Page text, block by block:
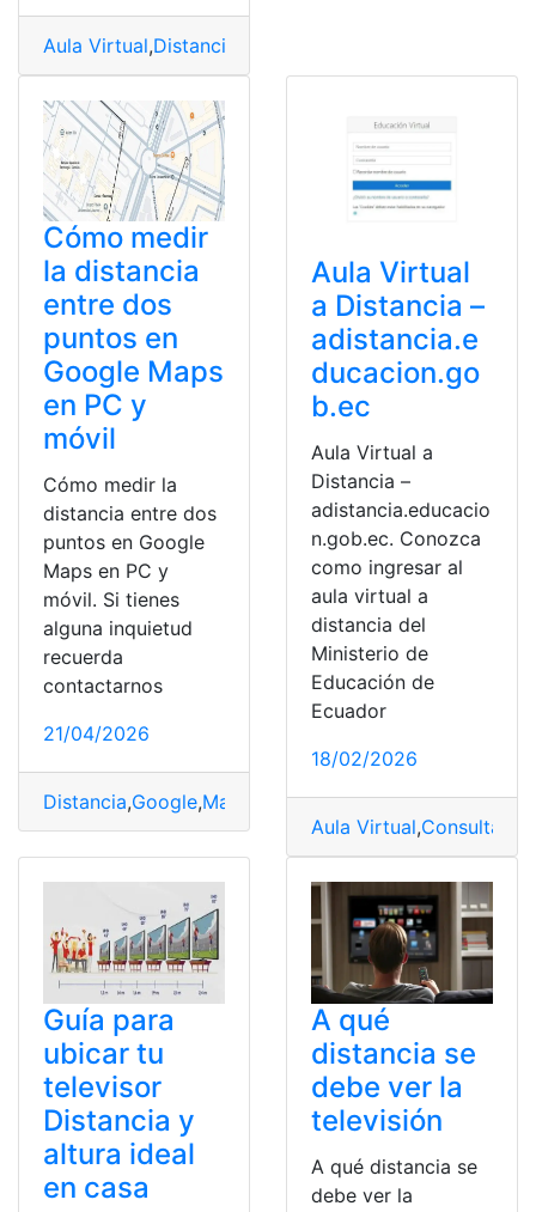
Aula Virtual,Distancia
Cómo medir
la distancia
entre dos
puntos en
Google Maps
en PC y
móvil
Cómo medir la
distancia entre dos
puntos en Google
Maps en PC y
móvil. Si tienes
alguna inquietud
recuerda
contactarnos
21/04/2026
Distancia,Google,Maps Medir,Móvil,PC,Puntos
Aula Virtual
a Distancia –
adistancia.e
ducacion.go
b.ec
Aula Virtual a
Distancia –
adistancia.educacio
n.gob.ec. Conozca
como ingresar al
aula virtual a
distancia del
Ministerio de
Educación de
Ecuador
18/02/2026
Aula Virtual,Consultas
Guía para
ubicar tu
televisor
Distancia y
altura ideal
en casa
A qué
distancia se
debe ver la
televisión
A qué distancia se
debe ver la